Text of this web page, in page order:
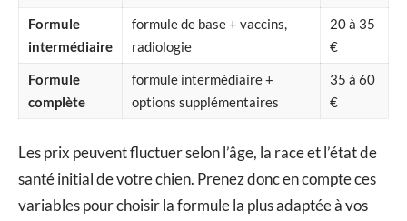
Formule
intermédiaire
formule de base + vaccins,
radiologie
20 à 35
€
Formule
complète
formule intermédiaire +
options supplémentaires
35 à 60
€
Les prix peuvent fluctuer selon l’âge, la race et l’état de
santé initial de votre chien. Prenez donc en compte ces
variables pour choisir la formule la plus adaptée à vos